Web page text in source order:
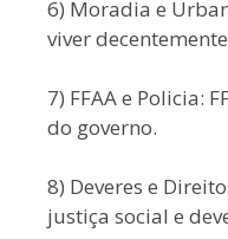
6) Moradia e
viver
7) FFAA e Policia:
do governo.
8) Deveres e
justiça social e